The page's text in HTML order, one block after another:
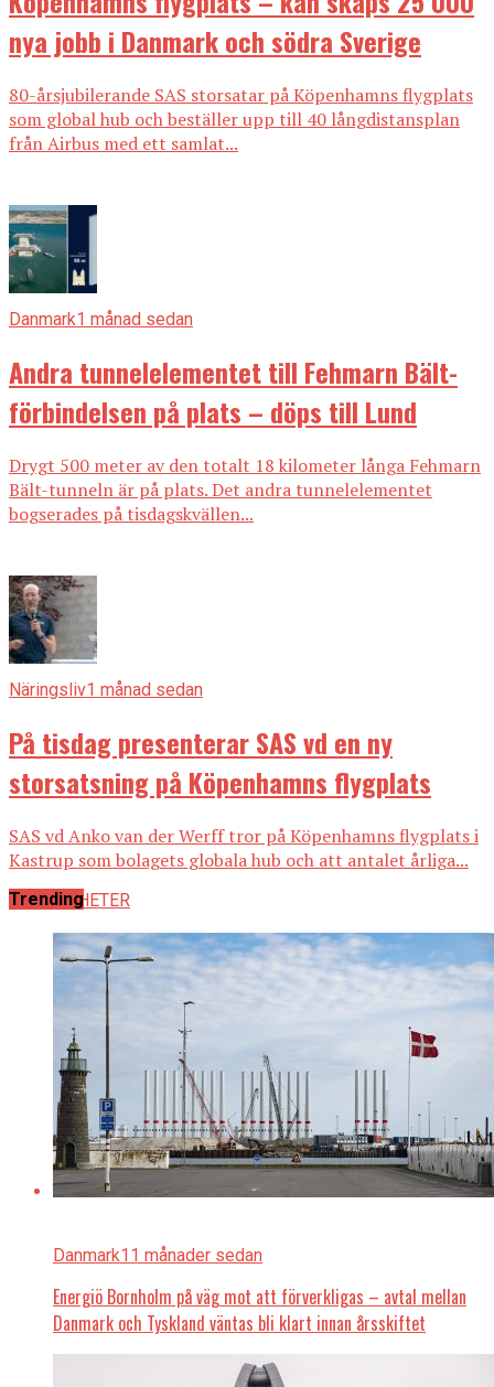
nya jobb i Danmark och södra Sverige
80-årsjubilerande SAS storsatar på Köpenhamns flygplats
som global hub och beställer upp till 40 långdistansplan
från Airbus med ett samlat...
Danmark1 månad sedan
Andra tunnelelementet till Fehmarn Bält-
förbindelsen på plats – döps till Lund
Drygt 500 meter av den totalt 18 kilometer långa Fehmarn
Bält-tunneln är på plats. Det andra tunnelelementet
bogserades på tisdagskvällen...
Näringsliv1 månad sedan
På tisdag presenterar SAS vd en ny
storsatsning på Köpenhamns flygplats
SAS vd Anko van der Werff tror på Köpenhamns flygplats i
Kastrup som bolagets globala hub och att antalet årliga...
ALLA NYHETER
Trending
Danmark11 månader sedan
Energiö Bornholm på väg mot att förverkligas – avtal mellan
Danmark och Tyskland väntas bli klart innan årsskiftet